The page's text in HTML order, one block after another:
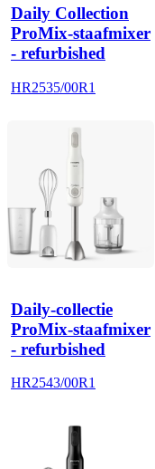
Daily Collection
ProMix-staafmixer
- refurbished
HR2535/00R1
Daily-collectie
ProMix-staafmixer
- refurbished
HR2543/00R1